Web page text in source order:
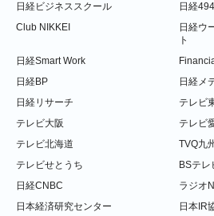
日経ビジネススクール
日経
Club NIKKEI
日経ウ
ト
日経Smart Work
日経BP
日経メ
日経リサーチ
テレビ
テレビ大阪
テレビ
テレビ北海道
TVQ九
テレビせとうち
BSテレ
日経CNBC
ラジオ
日本経済研究センター
日本IR